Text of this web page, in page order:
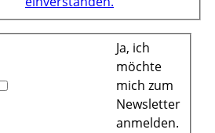
Ja, ich
möchte
mich zum
Newsletter
anmelden.